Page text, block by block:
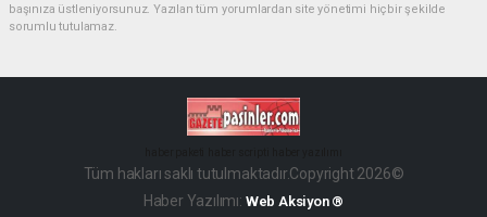
başınıza üstleniyorsunuz. Yazılan tüm yorumlardan site yönetimi hiçbir şekilde
sorumlu tutulamaz.
Tüm hakları saklı tutulmaktadır.Copyright 2026©
Haber Yazılımı: Web Aksiyon ®